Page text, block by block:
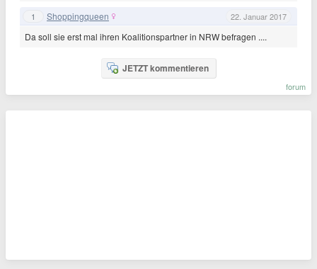
1 Shoppingqueen 22. Januar 2017
Da soll sie erst mal ihren Koalitionspartner in NRW befragen ....
JETZT kommentieren
forum